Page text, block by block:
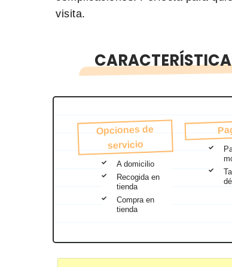
visita.
Opciones de
servicio
A domicilio
Recogida en
tienda
Compra en
tienda